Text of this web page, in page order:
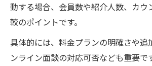
動する場合、会員数や紹介人数、カウ
較のポイントです。
具体的には、料金プランの明確さや追
ンライン面談の対応可否なども重要で